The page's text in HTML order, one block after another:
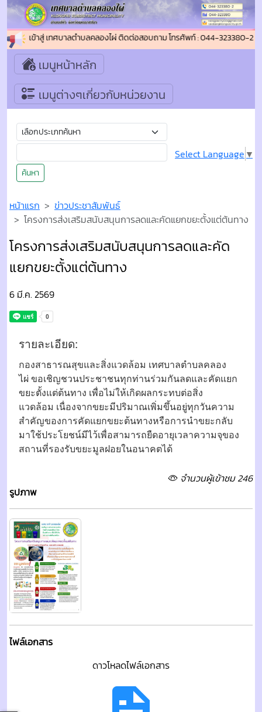
นรับเข้าสู่ เทศบาลตำบลคลองไผ่ ติดต่อสอบถาม โทรศัพท์ : 044-323380-2 โ
เมนูหน้าหลัก
เมนูต่างๆเกี่ยวกับหน่วยงาน
ค้นหา
Select Language ▼
หน้าแรก
ข่าวประชาสัมพันธ์
โครงการส่งเสริมสนับสนุนการลดและคัดแยกขยะตั้งแต่ต้นทาง
โครงการส่งเสริมสนับสนุนการลดและคัด
แยกขยะตั้งแต่ต้นทาง
6 มี.ค. 2569
รายละเอียด:
กองสาธารณสุขและสิ่งแวดล้อม เทศบาลตำบลคลอง
ไผ่ ขอเชิญชวนประชาชนทุกท่านร่วมกันลดและคัดแยก
ขยะตั้งแต่ต้นทาง เพื่อไม่ให้เกิดผลกระทบต่อสิ่ง
แวดล้อม เนื่องจากขยะมีปริมาณเพิ่มขึ้นอยู่ทุกวันความ
สำคัญของการคัดแยกขยะต้นทางหรือการนำขยะกลับ
มาใช้ประโยชน์มีไว้เพื่อสามารถยืดอายุเวลาความจุของ
สถานที่รองรับขยะมูลฝอยในอนาคตได้
จำนวนผู้เข้าชม 246
รูปภาพ
ไฟล์เอกสาร
ดาวโหลดไฟล์เอกสาร